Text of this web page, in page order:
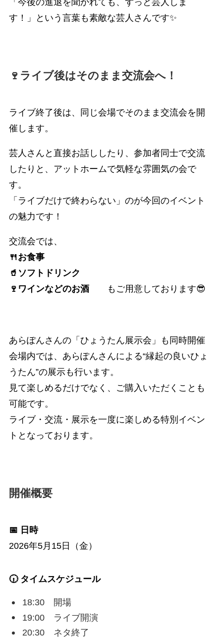
「今後の進退を聞かれても、ずっと芸人しま
す！」という言葉も素敵な芸人さんです✨
🍷ライブ後はそのまま交流会へ！
ライブ終了後は、同じ会場でそのまま交流会を開
催します。
芸人さんと直接お話ししたり、参加者同士で交流
したりと、アットホームで気軽な雰囲気の会で
す。
「ライブだけで終わらない」のが今回のイベント
の魅力です！
交流会では、
🍴お食事
🥤ソフトドリンク
🍷ワインなどのお酒もご用意しております😎
あらぽんさんの「ひょうたん展示会」も同時開催
会場内では、あらぽんさんによる“縁起の良いひょ
うたん”の展示も行います。
見て楽しめるだけでなく、ご購入いただくことも
可能です。
ライブ・交流・展示を一度に楽しめる特別イベン
トとなっております。
開催概要
📅 日時
2026年5月15日（金）
🕡 タイムスケジュール
18:30 開場
19:00 ライブ開演
20:30 ネタ終了